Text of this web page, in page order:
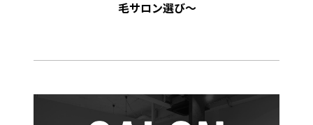
毛サロン選び～